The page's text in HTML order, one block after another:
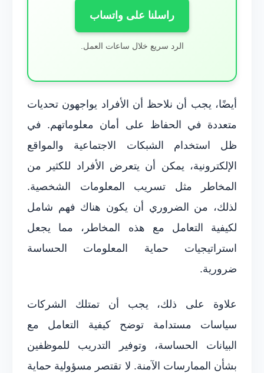
راسلنا على واتساب
الرد سريع خلال ساعات العمل.
أيضًا، يجب أن نلاحظ أن الأفراد يواجهون تحديات
متعددة في الحفاظ على أمان معلوماتهم. في
ظل استخدام الشبكات الاجتماعية والمواقع
الإلكترونية، يمكن أن يتعرض الأفراد للكثير من
المخاطر مثل تسريب المعلومات الشخصية.
لذلك، من الضروري أن يكون هناك فهم شامل
لكيفية التعامل مع هذه المخاطر، مما يجعل
استراتيجيات حماية المعلومات الحساسة
ضرورية.
علاوة على ذلك، يجب أن تمتلك الشركات
سياسات مستدامة توضح كيفية التعامل مع
البيانات الحساسة، وتوفير التدريب للموظفين
بشأن الممارسات الآمنة. لا تقتصر مسؤولية حماية